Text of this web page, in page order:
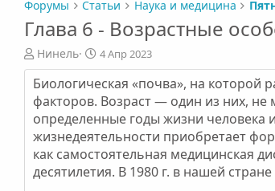
Форумы
Статьи Наука и медицина
Глава 6 - Возрастные
А
в
т
о
р
Нинель
Д
а
т
а
п
у
б
л
и
4 Апр 2023
Биологическая «почва», на которой
факторов. Возраст — один из них,
определенные годы жизни человека
жизнедеятельности приобретает
как самостоятельная медицинская
десятилетия. В 1980 г. в нашей